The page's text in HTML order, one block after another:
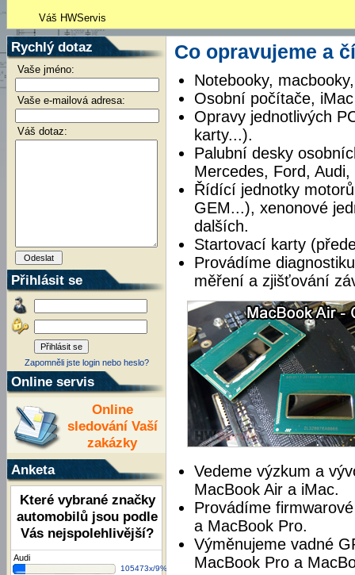
Váš HWServis
Rychlý dotaz
Vaše jméno:
Vaše e-mailová adresa:
Váš dotaz:
Přihlásit se
Zapomněli jste login nebo heslo?
Online servis
Online
sledování Vaší
zakázky
Anketa
Které vybrané značky
automobilů jsou podle
Vás nejspolehlivější?
Audi
105473x/9%
Co opravujeme a
Notebooky,
Osobní počítače,
Opravy jednotlivých
karty...).
Palubní desky
Mercedes, Ford, Audi,
Řídící jednotky
GEM...), xenonové
dalších.
Startovací karty
Provádíme
měření a zjišťování
Vedeme výzkum a
MacBook Air a iMac.
Provádíme
a MacBook Pro.
Výměnujeme vadné
MacBook Pro a